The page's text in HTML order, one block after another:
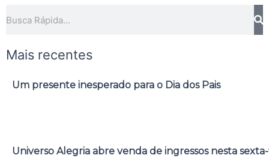
Mais recentes
Um presente inesperado para o Dia dos Pais
Universo Alegria abre venda de ingressos nesta